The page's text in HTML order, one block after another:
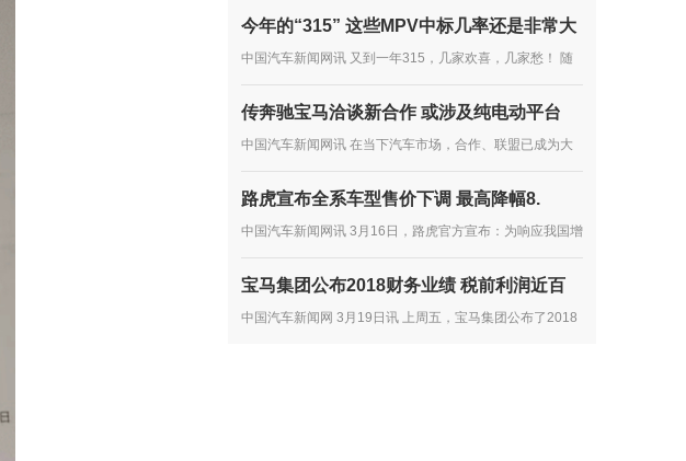
今年的“315” 这些MPV中标几率还是非常大
中国汽车新闻网讯 又到一年315，几家欢喜，几家愁！ 随
全国消协组织受理汽车产品投诉情况分析》。 按分析报告
显示，2018年全国...
传奔驰宝马洽谈新合作 或涉及纯电动平台
中国汽车新闻网讯 在当下汽车市场，合作、联盟已成为大
年前，雷诺、日产、三菱就达成了联盟合作协议，大众向其
他车企...
路虎宣布全系车型售价下调 最高降幅8.
中国汽车新闻网讯 3月16日，路虎官方宣布：为响应我国增
费者，路虎提前下调在华销售的路虎品牌全系车型厂商建议
零售价...
宝马集团公布2018财务业绩 税前利润近百
中国汽车新闻网 3月19日讯 上周五，宝马集团公布了2018